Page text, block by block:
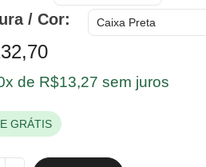
/ Cor
de R$13,27 sem juros
GRÁTIS